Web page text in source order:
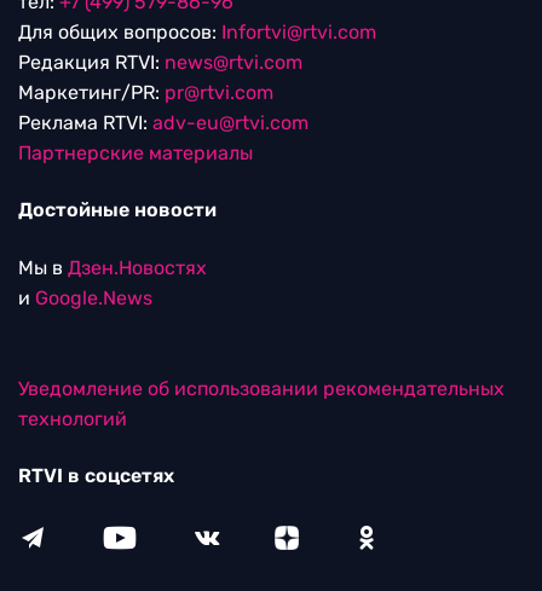
Для общих вопросов: Infortvi@rtvi.com
Редакция RTVI: news@rtvi.com
Маркетинг/PR: pr@rtvi.com
Реклама RTVI: adv-eu@rtvi.com
Партнерские материалы
Достойные новости
Мы в Дзен.Новостях
и Google.News
Уведомление об использовании рекомендательных
технологий
RTVI в соцсетях